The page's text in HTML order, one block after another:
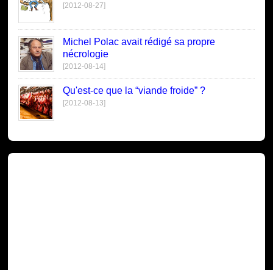
[2012-08-27]
Michel Polac avait rédigé sa propre
nécrologie
[2012-08-14]
Qu'est-ce que la “viande froide” ?
[2012-08-13]